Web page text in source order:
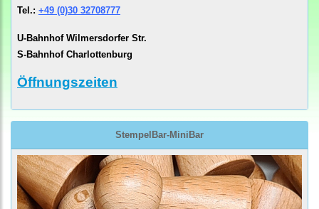
Tel.: +49 (0)30 32708777
U-Bahnhof Wilmersdorfer Str.
S-Bahnhof Charlottenburg
Öffnungszeiten
StempelBar-MiniBar